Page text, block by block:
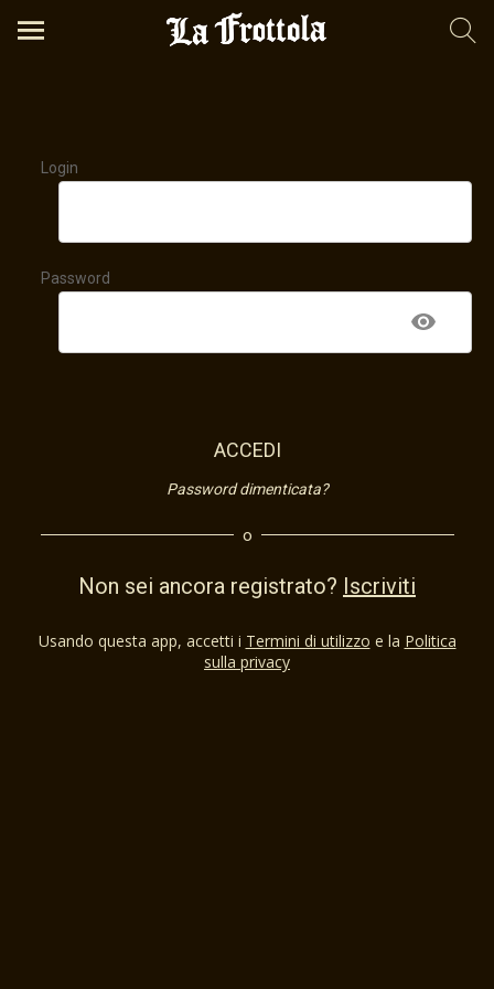
Login
Password
ACCEDI
Password dimenticata?
o
Non sei ancora registrato? Iscriviti
Usando questa app, accetti i Termini di utilizzo e la Politica
sulla privacy